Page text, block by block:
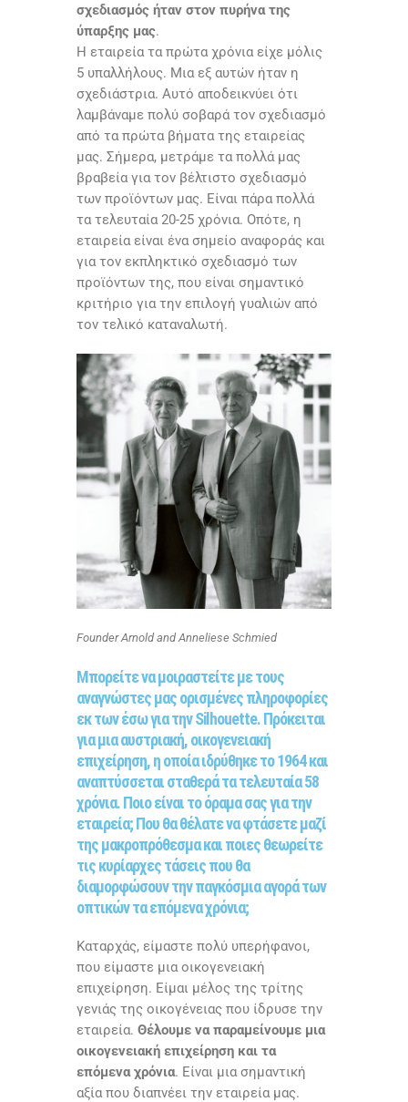
σχεδιασμός ήταν στον πυρήνα της
ύπαρξης μας.
Η εταιρεία τα πρώτα χρόνια είχε μόλις
5 υπαλλήλους. Μια εξ αυτών ήταν η
σχεδιάστρια. Αυτό αποδεικνύει ότι
λαμβάναμε πολύ σοβαρά τον σχεδιασμό
από τα πρώτα βήματα της εταιρείας
μας. Σήμερα, μετράμε τα πολλά μας
βραβεία για τον βέλτιστο σχεδιασμό
των προϊόντων μας. Είναι πάρα πολλά
τα τελευταία 20-25 χρόνια. Οπότε, η
εταιρεία είναι ένα σημείο αναφοράς και
για τον εκπληκτικό σχεδιασμό των
προϊόντων της, που είναι σημαντικό
κριτήριο για την επιλογή γυαλιών από
τον τελικό καταναλωτή.
Founder Arnold and Anneliese Schmied
Μπορείτε να μοιραστείτε με τους
αναγνώστες μας ορισμένες πληροφορίες
εκ των έσω για την Silhouette. Πρόκειται
για μια αυστριακή, οικογενειακή
επιχείρηση, η οποία ιδρύθηκε το 1964 και
αναπτύσσεται σταθερά τα τελευταία 58
χρόνια. Ποιο είναι το όραμα σας για την
εταιρεία; Που θα θέλατε να φτάσετε μαζί
της μακροπρόθεσμα και ποιες θεωρείτε
τις κυρίαρχες τάσεις που θα
διαμορφώσουν την παγκόσμια αγορά των
οπτικών τα επόμενα χρόνια;
Καταρχάς, είμαστε πολύ υπερήφανοι,
που είμαστε μια οικογενειακή
επιχείρηση. Είμαι μέλος της τρίτης
γενιάς της οικογένειας που ίδρυσε την
εταιρεία. Θέλουμε να παραμείνουμε μια
οικογενειακή επιχείρηση και τα
επόμενα χρόνια. Είναι μια σημαντική
αξία που διαπνέει την εταιρεία μας.